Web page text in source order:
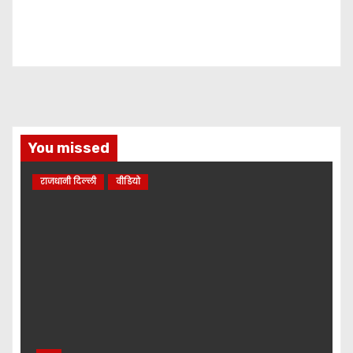
You missed
राजधानी दिल्ली वीडियो